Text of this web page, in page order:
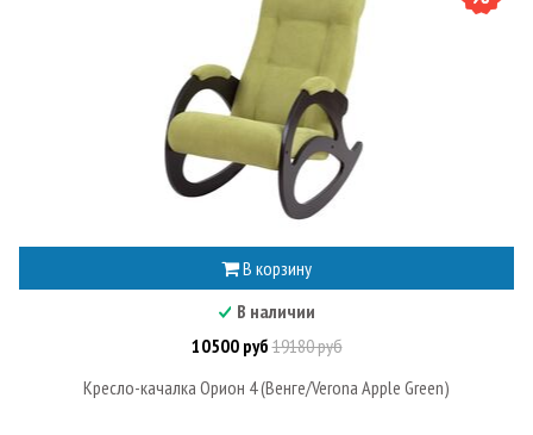
В корзину
В наличии
10500 руб19180 руб
Кресло-качалка Орион 4 (Венге/Verona Apple Green)